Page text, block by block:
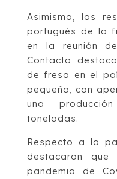
Asimismo, los
portugués de la
en la reunión
Contacto
de fresa en el
pequeña, con
una
toneladas.
Respecto a la
destacaron
pandemia de